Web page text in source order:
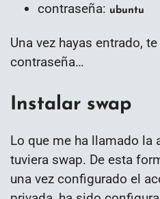
contraseña: ubuntu
Una vez hayas entrado,
contraseña…
Instalar swap
Lo que me ha llamado la
tuviera swap. De esta
una vez configurado el